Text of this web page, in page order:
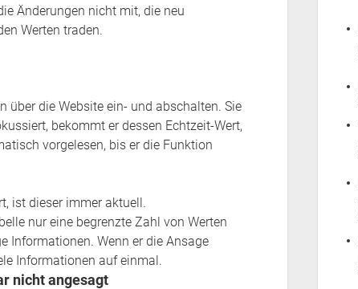
Änderungen nicht mit, die neu
Werten traden.
über die Website ein- und abschalten. Sie
bekommt er dessen Echtzeit-Wert,
vorgelesen, bis er die Funktion
ist dieser immer aktuell.
nur eine begrenzte Zahl von Werten
Informationen. Wenn er die Ansage
Informationen auf einmal.
nicht angesagt